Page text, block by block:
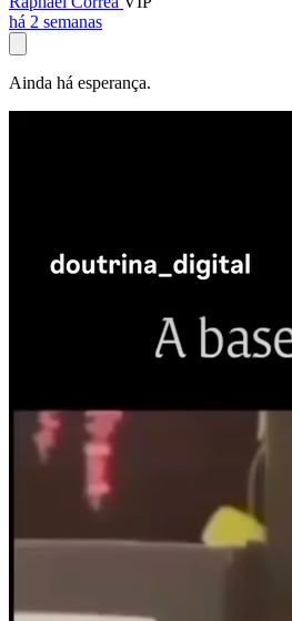
há 2 semanas
Ainda há esperança.